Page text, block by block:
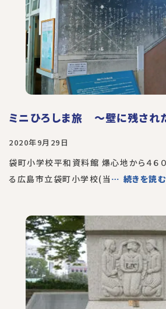
ミニひろしま旅 〜壁に残され
2020年9月29日
袋町小学校平和資料館 爆心地から４６
る広島市立袋町小学校(当 … 続きを読む